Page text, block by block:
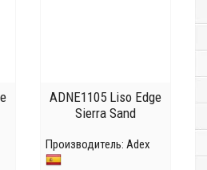
ADNE1105 Liso Edge
Sierra Sand
Производитель: Adex